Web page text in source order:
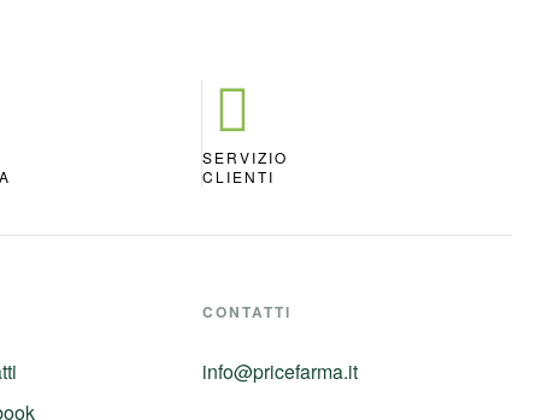
SERVIZIO
CLIENTI
CONTATTI
info@pricefarma.it